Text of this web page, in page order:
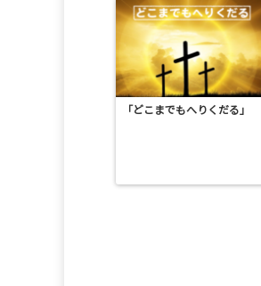
「どこまでもへりくだる」